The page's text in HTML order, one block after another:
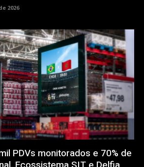
2026
PDVs monitorados e 70% de